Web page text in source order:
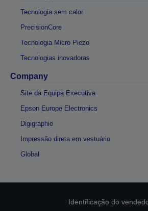
Tecnologia sem calor
PrecisionCore
Tecnologia Micro Piezo
Tecnologias inovadoras
Company
Site da Equipa Executiva
Epson Europe Electronics
Digigraphie
Impressão direta em vestuário
Global
Identificação do